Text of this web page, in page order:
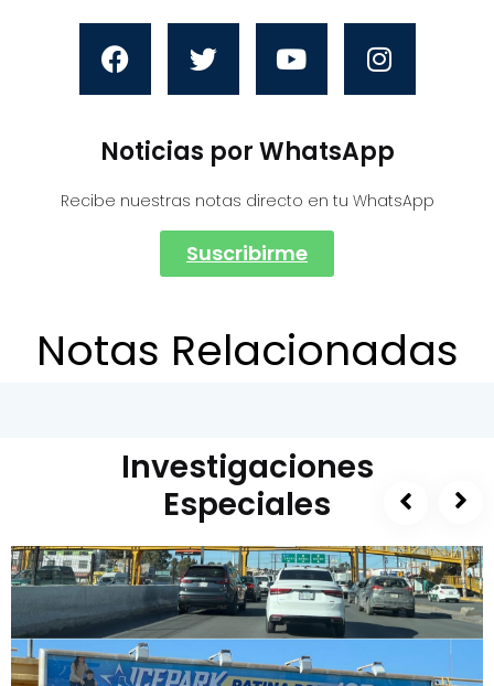
Noticias por WhatsApp
Recibe nuestras notas directo en tu WhatsApp
Suscribirme
Notas Relacionadas
Investigaciones
Especiales